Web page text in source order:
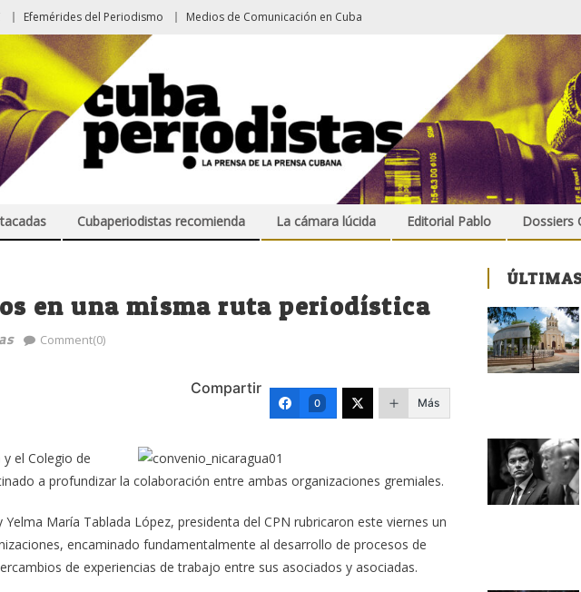
Efemérides del Periodismo Medios de Comunicación en Cuba
Cubaperiodistas recomienda La cámara lúcida Editorial Pablo Dossiers
en una misma ruta periodística
Comment(0)
Compartir
0 Más
el Colegio de
a profundizar la colaboración entre ambas organizaciones gremiales.
María Tablada López, presidenta del CPN rubricaron este viernes un
encaminado fundamentalmente al desarrollo de procesos de
de experiencias de trabajo entre sus asociados y asociadas.